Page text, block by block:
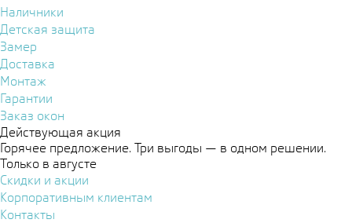
Наличники
Детская защита
Замер
Доставка
Монтаж
Гарантии
Заказ окон
Действующая акция
Горячее предложение. Три выгоды — в одном решении.
Только в августе
Скидки и акции
Корпоративным клиентам
Контакты